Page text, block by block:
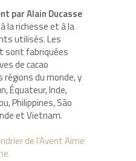
par Alain Ducasse
la richesse et à la
utilisés. Les
sont fabriquées
de cacao
du monde, y
Équateur, Inde,
Philippines, São
et Vietnam.
de l’Avent Aime